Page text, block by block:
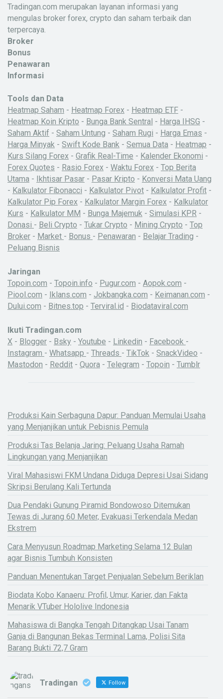
Tradingan.com merupakan layanan informasi yang
mengulas broker forex, crypto dan saham terbaik dan
terpercaya.
Broker
Bonus
Penawaran
Informasi
Tools dan Data
Heatmap Saham - Heatmap Forex - Heatmap ETF -
Heatmap Koin Kripto - Bunga Bank Sentral - Harga IHSG -
Saham Aktif - Saham Untung - Saham Rugi - Harga Emas -
Harga Minyak - Swift Kode Bank - Semua Data - Heatmap -
Kurs Silang Forex - Grafik Real-Time - Kalender Ekonomi -
Forex Quotes - Rasio Forex - Waktu Forex - Top Berita
Utama - Ikhtisar Pasar - Pasar Kripto - Konversi Mata Uang
- Kalkulator Fibonacci - Kalkulator Pivot - Kalkulator Profit -
Kalkulator Pip Forex - Kalkulator Margin Forex - Kalkulator
Kurs - Kalkulator MM - Bunga Majemuk - Simulasi KPR -
Donasi - Beli Crypto - Tukar Crypto - Mining Crypto - Top
Broker - Market - Bonus - Penawaran - Belajar Trading -
Peluang Bisnis
Jaringan
Topoin.com - Topoin.info - Pugur.com - Aopok.com -
Piool.com - Iklans.com - Jokbangka.com - Keimanan.com -
Dului.com - Bitnes.top - Terviral.id - Biodataviral.com
Ikuti Tradingan.com
X - Blogger - Bsky - Youtube - Linkedin - Facebook -
Instagram - Whatsapp - Threads - TikTok - SnackVideo -
Mastodon - Reddit - Quora - Telegram - Topoin - Tumblr
Produksi Kain Serbaguna Dapur: Panduan Memulai Usaha
yang Menjanjikan untuk Pebisnis Pemula
Produksi Tas Belanja Jaring: Peluang Usaha Ramah
Lingkungan yang Menjanjikan
Viral Mahasiswi FKM Undana Diduga Depresi Usai Sidang
Skripsi Berulang Kali Tertunda
Dua Pendaki Gunung Piramid Bondowoso Ditemukan
Tewas di Jurang 60 Meter, Evakuasi Terkendala Medan
Ekstrem
Cara Menyusun Roadmap Marketing Selama 12 Bulan
agar Bisnis Tumbuh Konsisten
Panduan Menentukan Target Penjualan Sebelum Beriklan
Biodata Kobo Kanaeru: Profil, Umur, Karier, dan Fakta
Menarik VTuber Hololive Indonesia
Mahasiswa di Bangka Tengah Ditangkap Usai Tanam
Ganja di Bangunan Bekas Terminal Lama, Polisi Sita
Barang Bukti 72,7 Gram
Tradingan Follow